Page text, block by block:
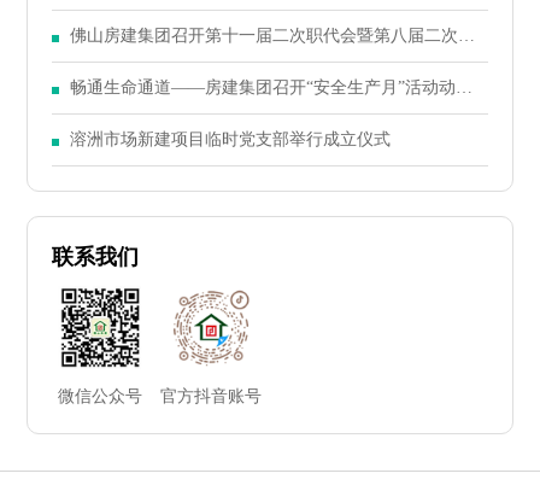
二次党员大会
佛山房建集团召开第十一届二次职代会暨第八届二次股
东大会
畅通生命通道——房建集团召开“安全生产月”活动动员
大会
溶洲市场新建项目临时党支部举行成立仪式
联系我们
微信公众号 官方抖音账号